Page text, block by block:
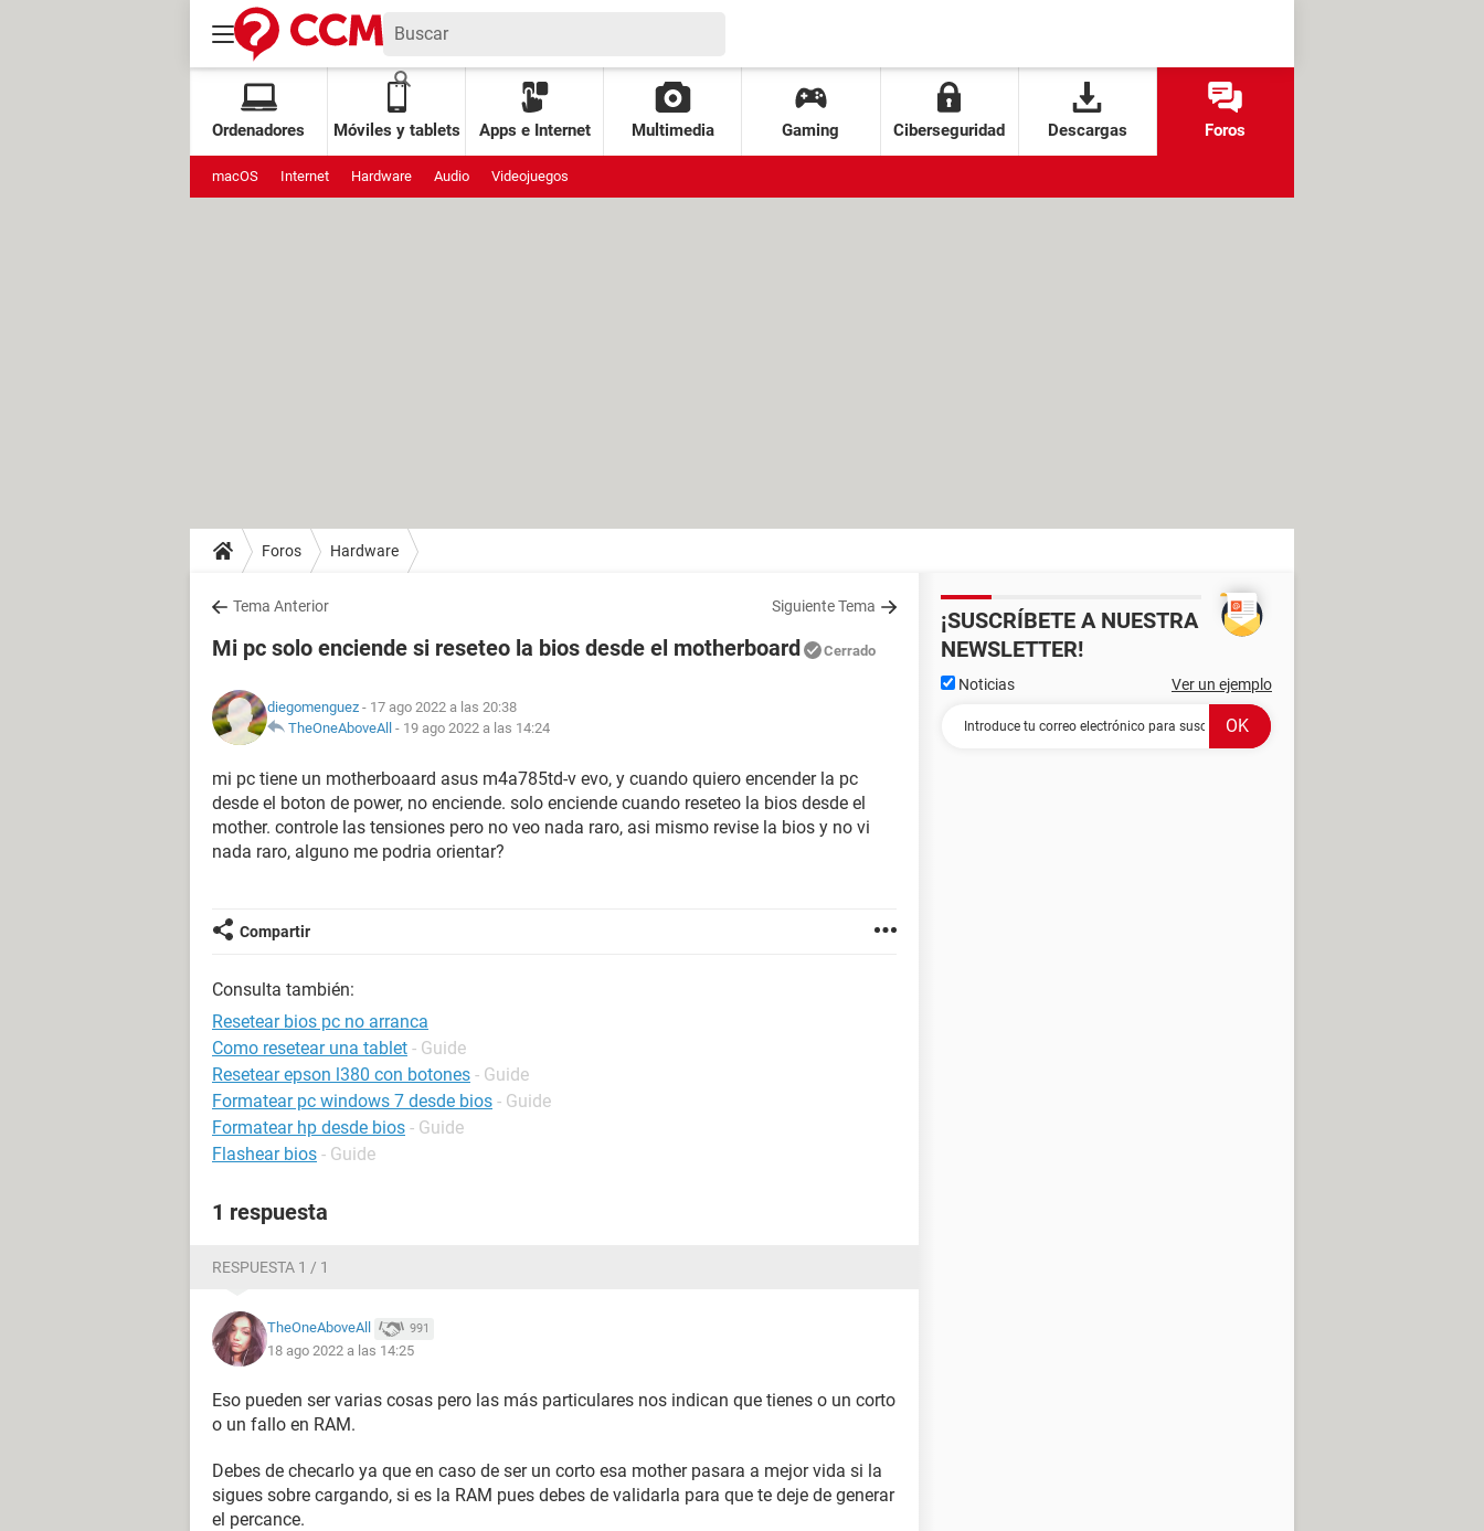
Ordenadores Móviles y tablets Apps e Internet Multimedia Gaming Ciberseguridad Descargas Foros
macOS Internet Hardware Audio Videojuegos
Foros Hardware
Tema Anterior Siguiente Tema
Mi pc solo enciende si reseteo la bios desde el motherboard Cerrado
diegomenguez - 17 ago 2022 a las 20:38
TheOneAboveAll - 19 ago 2022 a las 14:24
mi pc tiene un motherboaard asus m4a785td-v evo, y cuando quiero encender la pc
desde el boton de power, no enciende. solo enciende cuando reseteo la bios desde el
mother. controle las tensiones pero no veo nada raro, asi mismo revise la bios y no vi
nada raro, alguno me podria orientar?
Compartir
Consulta también:
Resetear bios pc no arranca
Como resetear una tablet - Guide
Resetear epson l380 con botones - Guide
Formatear pc windows 7 desde bios - Guide
Formatear hp desde bios - Guide
Flashear bios - Guide
1 respuesta
RESPUESTA 1 / 1
TheOneAboveAll 991
18 ago 2022 a las 14:25
Eso pueden ser varias cosas pero las más particulares nos indican que tienes o un corto
o un fallo en RAM.
Debes de checarlo ya que en caso de ser un corto esa mother pasara a mejor vida si la
sigues sobre cargando, si es la RAM pues debes de validarla para que te deje de generar
el percance.
¡SUSCRÍBETE A NUESTRA
NEWSLETTER!
Noticias Ver un ejemplo